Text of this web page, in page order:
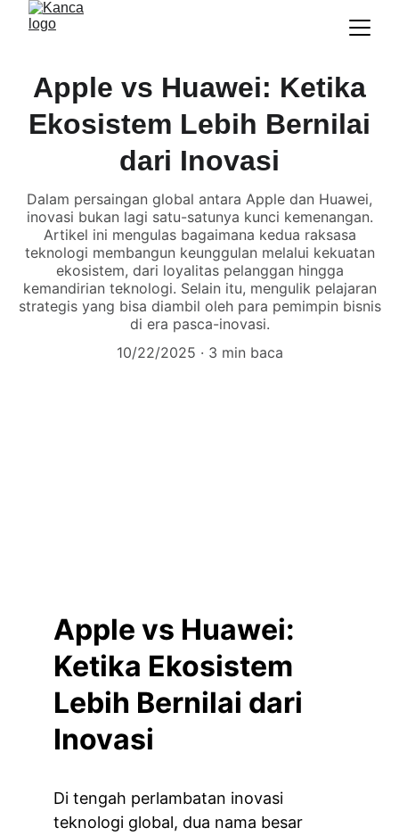
Apple vs Huawei: Ketika
Ekosistem Lebih Bernilai
dari Inovasi
Dalam persaingan global antara Apple dan Huawei,
inovasi bukan lagi satu-satunya kunci kemenangan.
Artikel ini mengulas bagaimana kedua raksasa
teknologi membangun keunggulan melalui kekuatan
ekosistem, dari loyalitas pelanggan hingga
kemandirian teknologi. Selain itu, mengulik pelajaran
strategis yang bisa diambil oleh para pemimpin bisnis
di era pasca-inovasi.
10/22/2025
3 min baca
Apple vs Huawei:
Ketika Ekosistem
Lebih Bernilai dari
Inovasi
Di tengah perlambatan inovasi
teknologi global, dua nama besar